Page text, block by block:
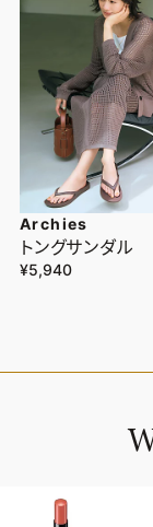
Archies
トングサンダル
¥5,940